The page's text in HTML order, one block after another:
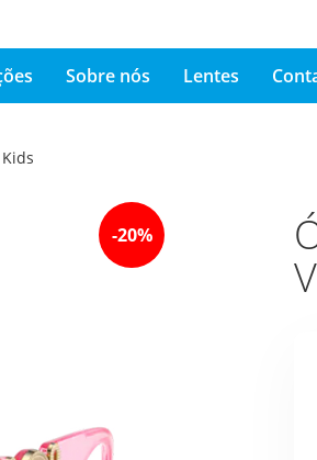
Sobre nós Lentes
-20%